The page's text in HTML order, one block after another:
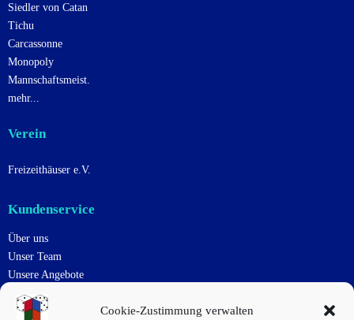
Cookie-Zustimmung verwalten
Siedler von Catan
Tichu
Carcassonne
Monopoly
Mannschaftsmeist.
mehr...
Verein
Freizeithäuser e.V.
Kundenservice
Über uns
Unser Team
Unsere Angebote
Uns Unterstützen
Kontakt